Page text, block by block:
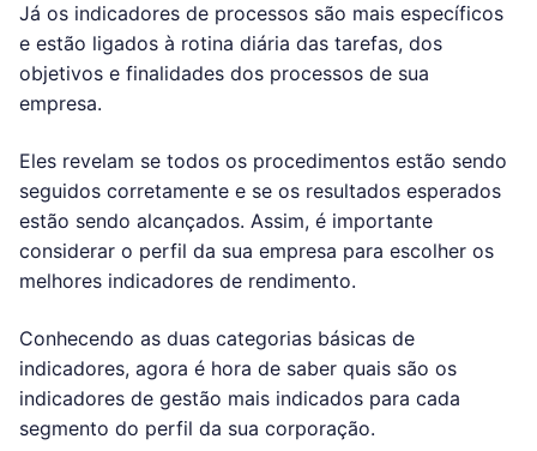
Já os indicadores de processos são mais específicos
e estão ligados à rotina diária das tarefas, dos
objetivos e finalidades dos processos de sua
empresa.
Eles revelam se todos os procedimentos estão sendo
seguidos corretamente e se os resultados esperados
estão sendo alcançados. Assim, é importante
considerar o perfil da sua empresa para escolher os
melhores indicadores de rendimento.
Conhecendo as duas categorias básicas de
indicadores, agora é hora de saber quais são os
indicadores de gestão mais indicados para cada
segmento do perfil da sua corporação.